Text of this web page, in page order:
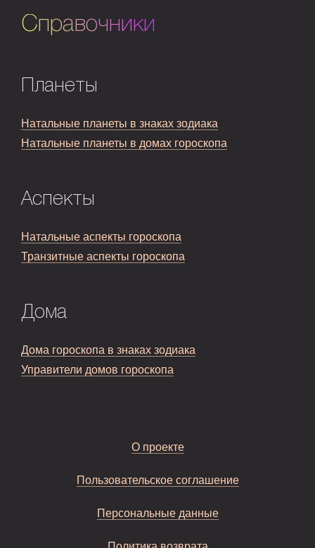
Справочники
Планеты
Натальные планеты в знаках зодиака
Натальные планеты в домах гороскопа
Аспекты
Натальные аспекты гороскопа
Транзитные аспекты гороскопа
Дома
Дома гороскопа в знаках зодиака
Управители домов гороскопа
О проекте
Пользовательское соглашение
Персональные данные